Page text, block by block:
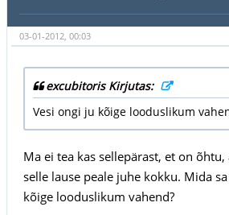
03-01-2012, 00:03
excubitoris Kirjutas:
Vesi ongi ju kõige looduslikum
Ma ei tea kas sellepärast, et on
selle lause peale juhe kokku. Mida
kõige looduslikum vahend?